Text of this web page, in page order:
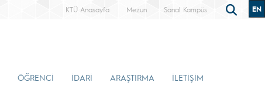
KTÜ Anasayfa Mezun Sanal Kampüs EN
ÖĞRENCİ İDARİ ARAŞTIRMA İLETİŞİM